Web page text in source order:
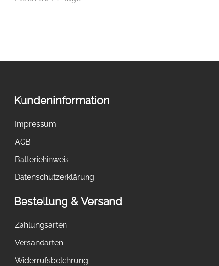
Kundeninformation
Impressum
AGB
Batteriehinweis
Datenschutzerklärung
Bestellung & Versand
Zahlungsarten
Versandarten
Widerrufsbelehrung